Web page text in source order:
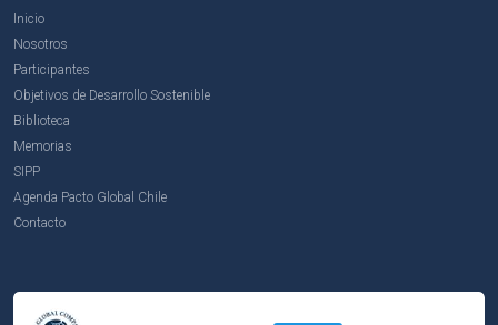
Inicio
Nosotros
Participantes
Objetivos de Desarrollo Sostenible
Biblioteca
Memorias
SIPP
Agenda Pacto Global Chile
Contacto